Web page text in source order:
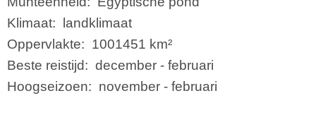
Klimaat: landklimaat
Oppervlakte: 1001451 km²
Beste reistijd: december - februari
Hoogseizoen: november - februari